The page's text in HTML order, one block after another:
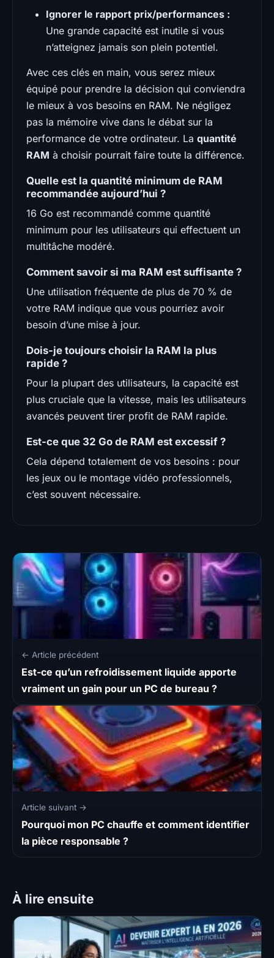
Ignorer le rapport prix/performances :
Une grande capacité est inutile si vous
n’atteignez jamais son plein potentiel.
Avec ces clés en main, vous serez mieux
équipé pour prendre la décision qui conviendra
le mieux à vos besoins en RAM. Ne négligez
pas la mémoire vive dans le débat sur la
performance de votre ordinateur. La quantité
RAM à choisir pourrait faire toute la différence.
Quelle est la quantité minimum de RAM
recommandée aujourd’hui ?
16 Go est recommandé comme quantité
minimum pour les utilisateurs qui effectuent un
multitâche modéré.
Comment savoir si ma RAM est suffisante ?
Une utilisation fréquente de plus de 70 % de
votre RAM indique que vous pourriez avoir
besoin d’une mise à jour.
Dois-je toujours choisir la RAM la plus
rapide ?
Pour la plupart des utilisateurs, la capacité est
plus cruciale que la vitesse, mais les utilisateurs
avancés peuvent tirer profit de RAM rapide.
Est-ce que 32 Go de RAM est excessif ?
Cela dépend totalement de vos besoins : pour
les jeux ou le montage vidéo professionnels,
c’est souvent nécessaire.
← Article précédent
Est-ce qu’un refroidissement liquide apporte
vraiment un gain pour un PC de bureau ?
Article suivant →
Pourquoi mon PC chauffe et comment identifier
la pièce responsable ?
À lire ensuite